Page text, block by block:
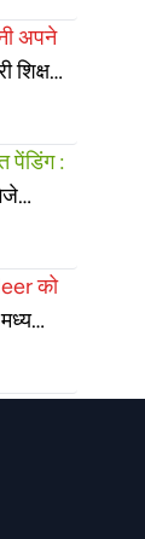
अपने
शिक्षक
पी एम ओ में तीन साल से शिकायत पेंडिंग :
को
की